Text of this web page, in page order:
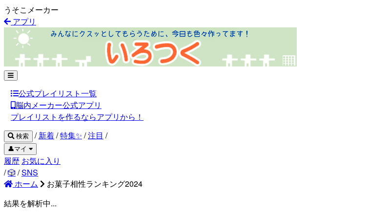
うそこメーカー
アプリ
公式プレイリスト一覧
脳内メーカー公式アプリ
プレイリストを作るならアプリから！
検索 / 新着/特集✨ /注目 /
👤マイ
履歴 お気に入り
/🎲 /SNS
ホーム
お菓子相性ランキング2024
結果を解析中...